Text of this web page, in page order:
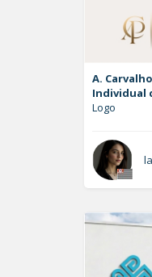
A.
Individual
Logo